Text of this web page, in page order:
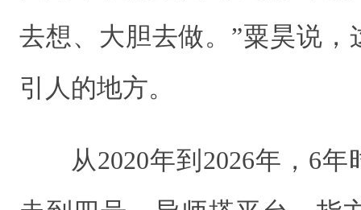
去想、大胆去做。”粟昊说，
引人的地方。
从2020年到2026年，6